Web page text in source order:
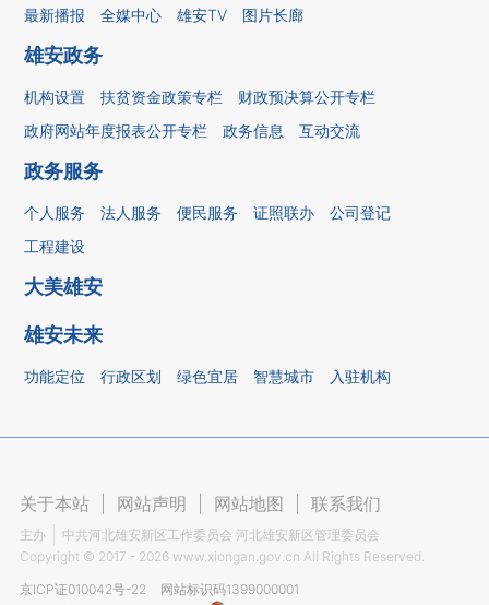
最新播报 全媒中心 雄安TV 图片长廊
雄安政务
机构设置 扶贫资金政策专栏
财政预决算公开专栏
政府网站年度报表公开专栏
政务信息 互动交流
政务服务
个人服务 法人服务 便民服务 证照联办
公司登记
工程建设
大美雄安
雄安未来
功能定位 行政区划 绿色宜居 智慧城市 入驻机构
关于本站 网站声明 网站地图 联系我们
主办
中共河北雄安新区工作委员会 河北雄安新区管理委员会
Copyright © 2017 - 2026 www.xiongan.gov.cn All Rights Reserved.
京ICP证010042号-22
网站标识码1399000001